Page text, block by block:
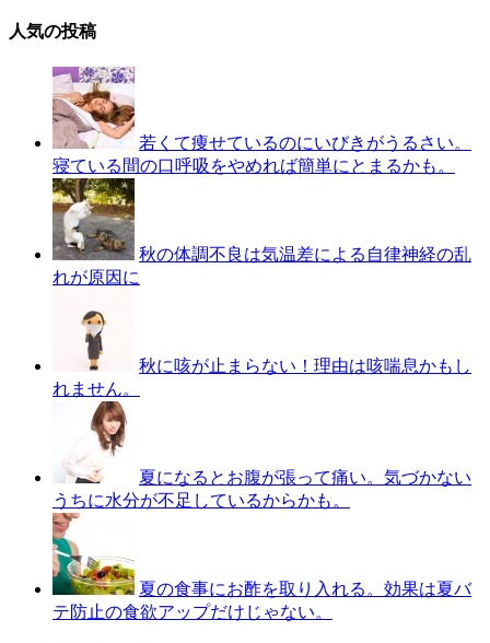
人気の投稿
若くて痩せているのにいびきがうるさい。
寝ている間の口呼吸をやめれば簡単にとまるかも。
秋の体調不良は気温差による自律神経の乱
れが原因に
秋に咳が止まらない！理由は咳喘息かもし
れません。
夏になるとお腹が張って痛い。気づかない
うちに水分が不足しているからかも。
夏の食事にお酢を取り入れる。効果は夏バ
テ防止の食欲アップだけじゃない。